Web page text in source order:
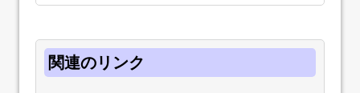
関連のリンク